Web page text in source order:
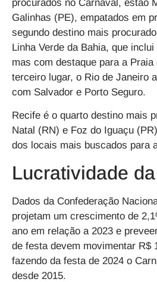
procurados no Carnaval, estão
Galinhas (PE), empatados em
segundo destino mais
Linha Verde da Bahia, que
mas com destaque para a Praia
terceiro lugar, o Rio de Janeiro
com Salvador e Porto Seguro.
Recife é o quarto destino mais
Natal (RN) e Foz do Iguaçu
dos locais mais buscados para
Lucratividade
Dados da Confederação
projetam um crescimento de
ano em relação a 2023 e
de festa devem movimentar R$
fazendo da festa de 2024 o
desde 2015.